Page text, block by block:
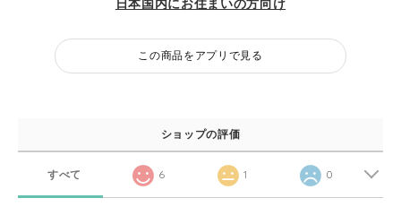
日本国内にお住まいの方向け
この商品をアプリで見る
ショップの評価
すべて 6 1 0